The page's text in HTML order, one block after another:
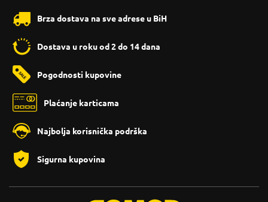
Brza dostava na sve adrese u BiH
Dostava u roku od 2 do 14 dana
Pogodnosti kupovine
Plaćanje karticama
Najbolja korisnička podrška
Sigurna kupovina